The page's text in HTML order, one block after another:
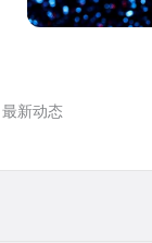
最新动态